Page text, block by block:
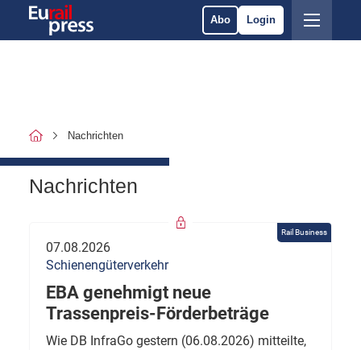
Abo Login
Nachrichten
Nachrichten
Rail Business
07.08.2026
Schienengüterverkehr
EBA genehmigt neue
Trassenpreis-Förderbeträge
Wie DB InfraGo gestern (06.08.2026) mitteilte,